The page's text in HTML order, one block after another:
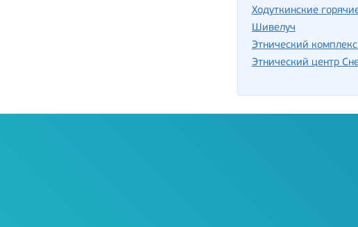
Ходуткинские
Шивелуч
Этнический
Этнический центр